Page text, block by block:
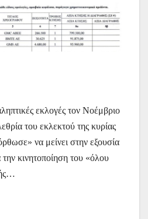
εκλογές τον Νοέμβριο
του εκλεκτού της κυρίας
να μείνει στην εξουσία
την κινητοποίηση του «όλου